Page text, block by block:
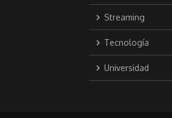
Streaming
Tecnología
Universidad